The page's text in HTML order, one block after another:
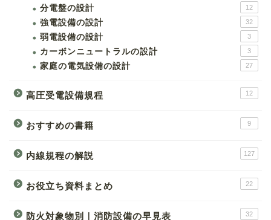
分電盤の設計 12
強電設備の設計 32
弱電設備の設計 3
カーボンニュートラルの設計 3
家庭の電気設備の設計 27
高圧受電設備規程 12
おすすめの書籍 9
内線規程の解説 127
お役立ち資料まとめ 22
防火対象物別｜消防設備の早見表 32